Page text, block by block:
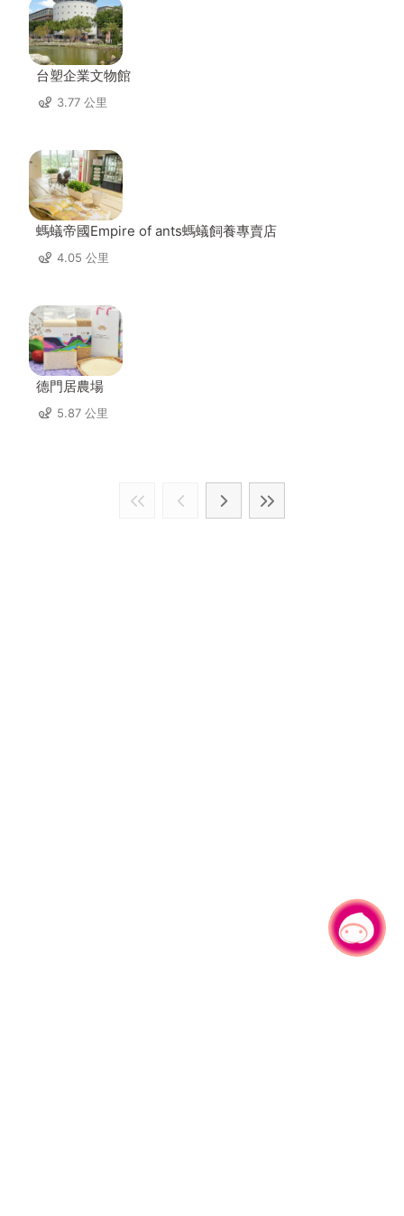
台塑企業文物館
3.77 公里
螞蟻帝國Empire of ants螞蟻飼養專賣店
4.05 公里
德門居農場
5.87 公里